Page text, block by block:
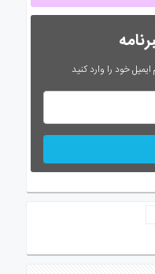
خود را وارد کنید